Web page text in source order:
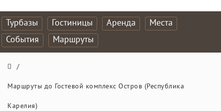
Турбазы Гостиницы Аренда
Места
События
Маршруты
/
Маршруты до Гостевой комплекс Остров (Республика
Карелия)